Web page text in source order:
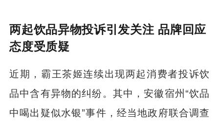
两起饮品异物投诉引发关注 品牌回应
态度受质疑
近期，霸王茶姬连续出现两起消费者投诉饮
品中含有异物的纠纷。其中，安徽宿州“饮品
中喝出疑似水银”事件，经当地政府联合调查